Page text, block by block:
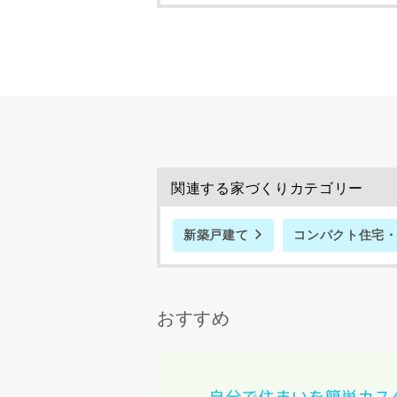
関連する家づくりカテゴリー
新築戸建て コンパクト住宅
おすすめ
同居する家